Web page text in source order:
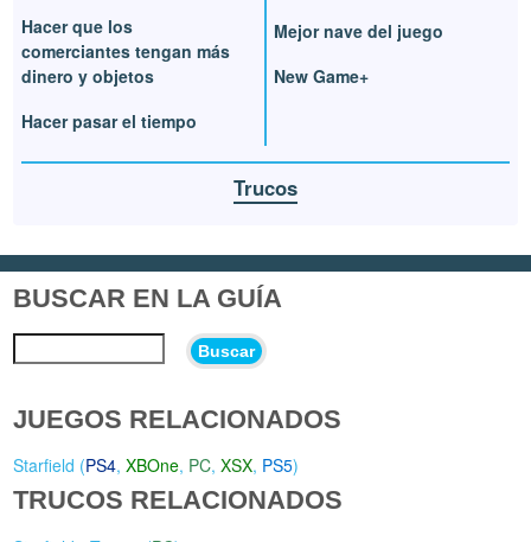
Hacer que los
comerciantes tengan más
dinero y objetos
Hacer pasar el tiempo
Mejor nave del juego
New Game+
Trucos
BUSCAR EN LA GUÍA
Buscar
JUEGOS RELACIONADOS
Starfield (PS4,XBOne, PC,XSX, PS5)
TRUCOS RELACIONADOS